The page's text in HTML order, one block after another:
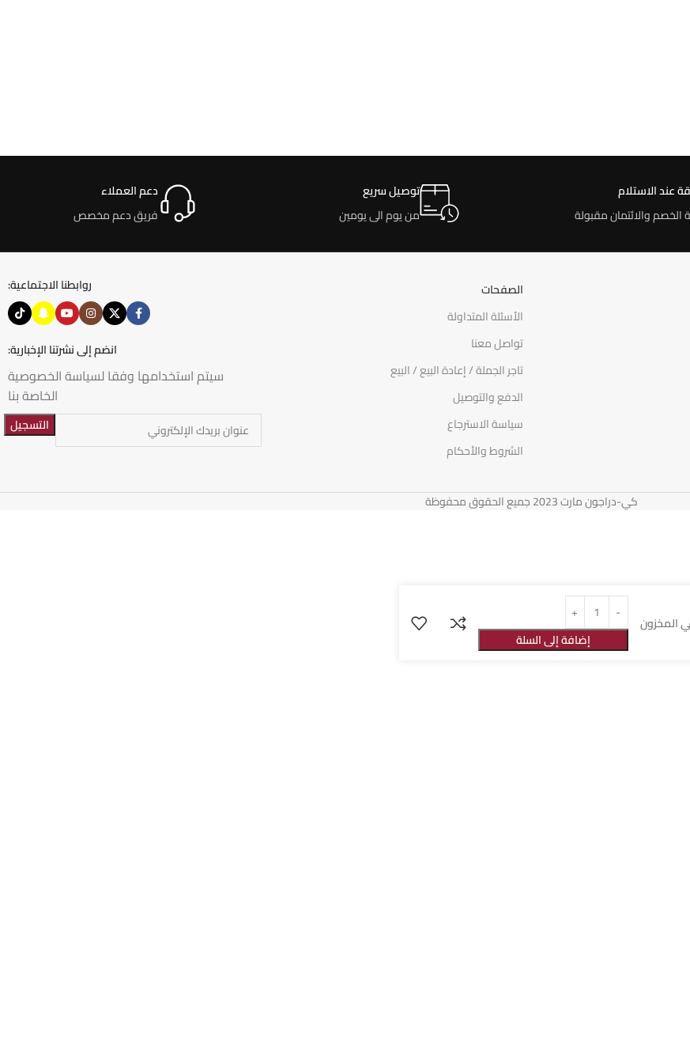
عند الاستلام
الخصم والائتمان مقبولة
توصيل سريع
من يوم الى يومين
دعم العملاء
فريق دعم مخصص
الصفحات
الأسئلة المتداولة
تواصل معنا
تاجر الجملة / إعادة البيع / البيع
الدفع والتوصيل
سياسة الاسترجاع
الشروط والأحكام
روابطنا الاجتماعية:
انضم إلى نشرتنا الإخبارية:
سيتم استخدامها وفقا لسياسة الخصوصية
الخاصة بنا
كي-دراجون مارت 2023 جميع الحقوق محفوظة
المخزون
إضافة إلى السلة